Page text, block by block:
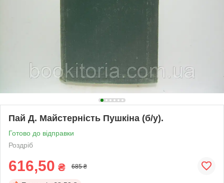
Пай Д. Майстерність Пушкіна (б/у).
Готово до відправки
Роздріб
616,50 ₴ 685 ₴